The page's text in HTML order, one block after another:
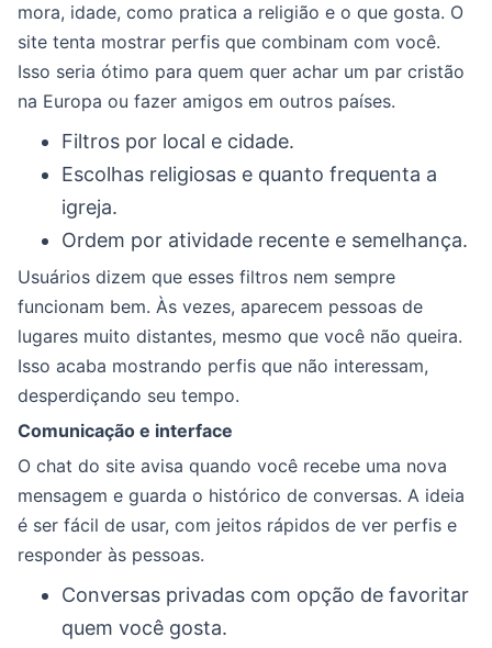
mora, idade, como pratica a religião e o que gosta. O
site tenta mostrar perfis que combinam com você.
Isso seria ótimo para quem quer achar um par cristão
na Europa ou fazer amigos em outros países.
Filtros por local e cidade.
Escolhas religiosas e quanto frequenta a
igreja.
Ordem por atividade recente e semelhança.
Usuários dizem que esses filtros nem sempre
funcionam bem. Às vezes, aparecem pessoas de
lugares muito distantes, mesmo que você não queira.
Isso acaba mostrando perfis que não interessam,
desperdiçando seu tempo.
Comunicação e interface
O chat do site avisa quando você recebe uma nova
mensagem e guarda o histórico de conversas. A ideia
é ser fácil de usar, com jeitos rápidos de ver perfis e
responder às pessoas.
Conversas privadas com opção de favoritar
quem você gosta.